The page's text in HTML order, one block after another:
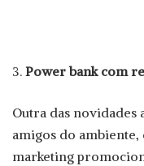
Power bank com
Outra das
amigos do ambiente,
marketing